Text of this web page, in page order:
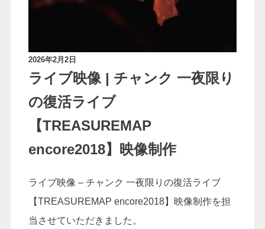
よくあるご質問
2026年2月2日
ライブ映像 | チャンク 一夜限り
の復活ライブ
【TREASUREMAP
encore2018】映像制作
ライブ映像 – チャンク 一夜限りの復活ライブ
【TREASUREMAP encore2018】映像制作を担
当させていただきました。